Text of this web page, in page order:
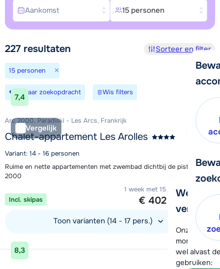
We
verder!
Onze
moment
wel alvast
gebruiken:
Zoek en boek
227 resultaten Sorteer en filter
15 personen ×
Bewaar zoekopdracht Wis filters
7,4
Vergelijk
Arc 2000, Paradiski - Les Arcs, Frankrijk
Chalet-appartement Les Arolles
Variant: 14 - 16 personen
Ruime en nette appartementen met zwembad dichtbij de piste in Arc
2000
1 week met 15 personen vanaf
€ 402 per persoon
Incl. skipas
Toon varianten (14 - 17 pers.)
Bekijk accommodatie
8,3
Aankomst 15 personen